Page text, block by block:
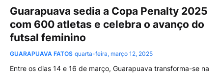
Guarapuava sedia a Copa Penalty 2025
com 600 atletas e celebra o avanço do
futsal feminino
GUARAPUAVA FATOS quarta-feira, março 12, 2025
Entre os dias 14 e 16 de março, Guarapuava transforma-se na